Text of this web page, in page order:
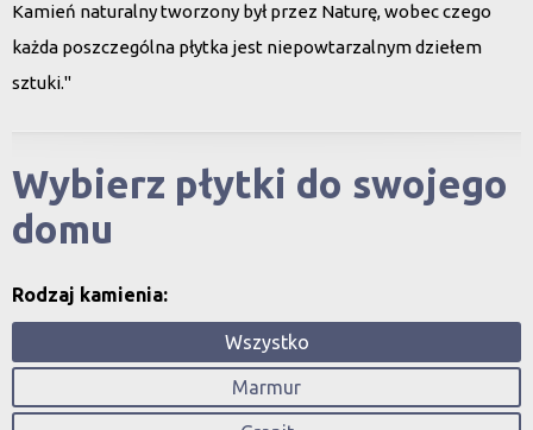
Kamień naturalny tworzony był przez Naturę, wobec czego
każda poszczególna płytka jest niepowtarzalnym dziełem
sztuki."
Wybierz płytki do swojego
domu
Rodzaj kamienia:
Wszystko
Marmur